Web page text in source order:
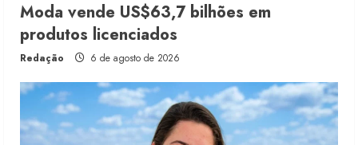
Moda vende US$63,7 bilhões em
produtos licenciados
Redação 6 de agosto de 2026